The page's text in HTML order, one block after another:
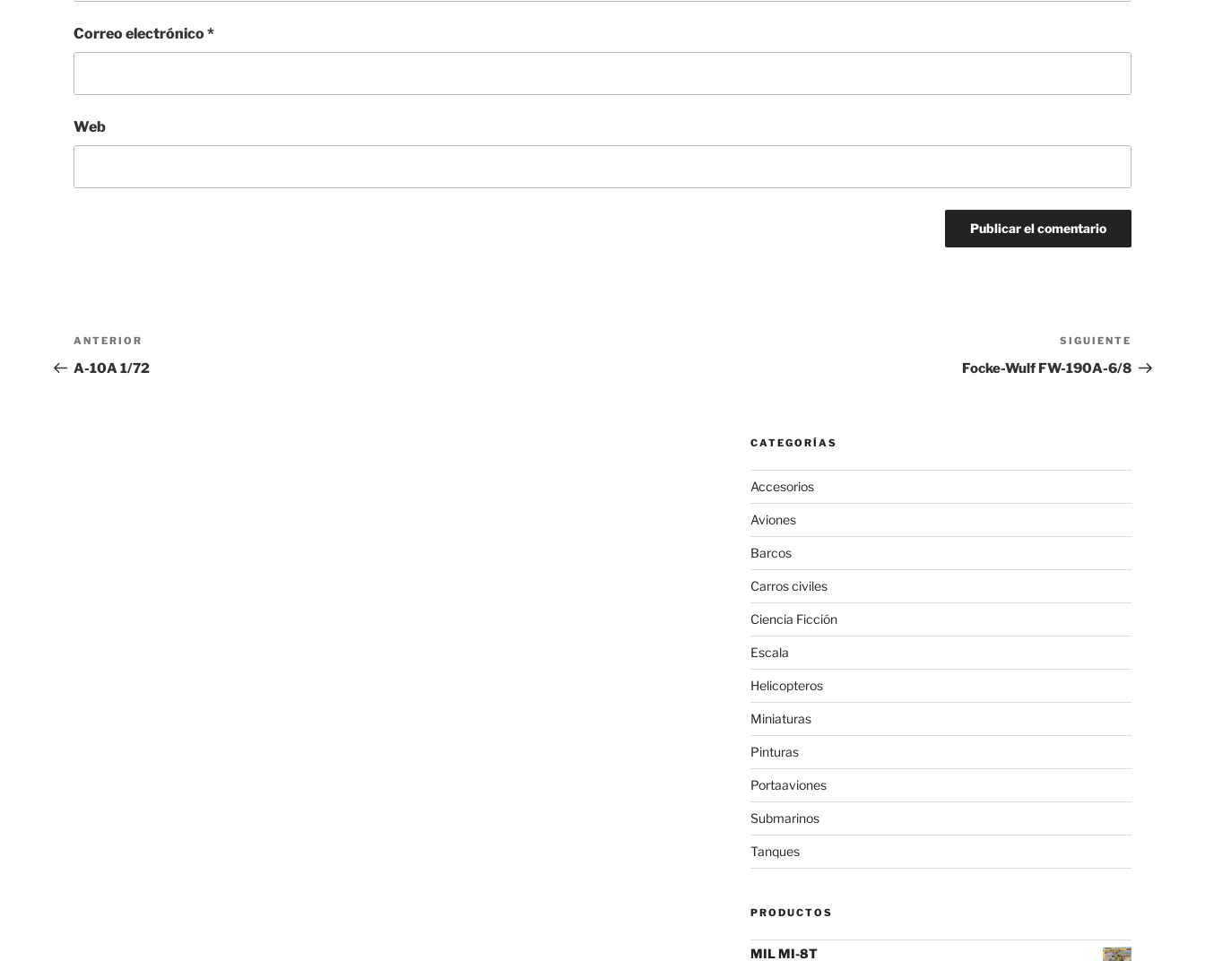
Correo electrónico*
Web
Navegación
de
Entrada
anterior:
ANTERIOR
A-10A 1/72
entrada
SIGUIENTE
Focke-Wulf FW-190A-6/8
CATEGORÍAS
Accesorios
Aviones
Barcos
Carros civiles
Ciencia Ficción
Escala
Helicopteros
Miniaturas
Pinturas
Portaaviones
Submarinos
Tanques
PRODUCTOS
MIL MI-8T